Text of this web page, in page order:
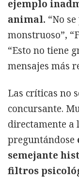
ejemplo
animal. “No
monstruoso”,
“Esto no tiene
mensajes más
Las críticas no
concursante.
directamente a
preguntándose
semejante
filtros